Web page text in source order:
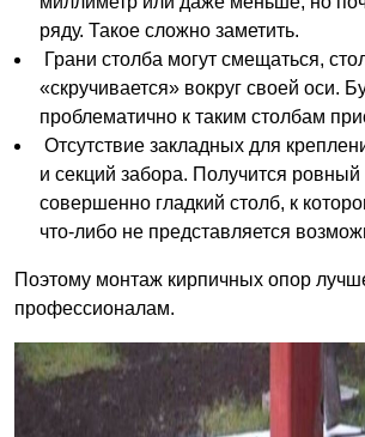
ряду. Такое сложно заметить.
Грани столба могут смещаться,
«скручивается» вокруг своей оси.
проблематично к таким столбам
Отсутствие закладных для
и секций забора. Получится
совершенно гладкий столб, к
что-либо не представляется
Поэтому монтаж кирпичных опор
профессионалам.